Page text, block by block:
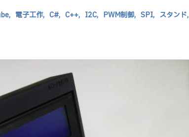
電子工作, C#, C++, I2C, PWM制御, SPI, スタンド,